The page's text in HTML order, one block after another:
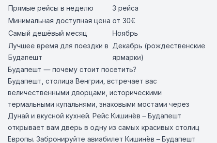
Прямые рейсы в неделю
3 рейса
Минимальная доступная цена от 30€
Самый дешёвый месяц
Ноябрь
Лучшее время для поездки в
Будапешт
Декабрь (рождественские
ярмарки)
Будапешт — почему стоит посетить?
Будапешт, столица Венгрии, встречает вас
величественными дворцами, историческими
термальными купальнями, знаковыми мостами через
Дунай и вкусной кухней. Рейс Кишинёв – Будапешт
открывает вам дверь в одну из самых красивых столиц
Европы. Забронируйте авиабилет Кишинёв – Будапешт